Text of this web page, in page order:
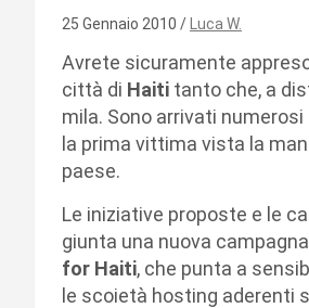
25 Gennaio 2010 Luca W.
Avrete sicuramente
città di Haiti tanto che, a
mila. Sono arrivati
la prima vittima vista la
paese.
Le iniziative proposte e le
giunta una nuova
for Haiti, che punta a
le scoietà hosting aderenti